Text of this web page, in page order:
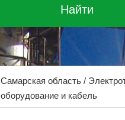
Найти
Самарская область /
оборудование и кабель